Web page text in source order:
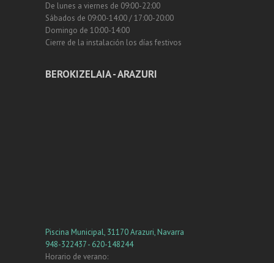
De lunes a viernes de 09:00-22:00
Sábados de 09:00-14:00 / 17:00-20:00
Domingo de 10:00-14:00
Cierre de la instalación los días festivos
BEROKIZELAIA - ARAZURI
Piscina Municipal, 31170 Arazuri, Navarra
948-322437 - 620-148244
Horario de verano: